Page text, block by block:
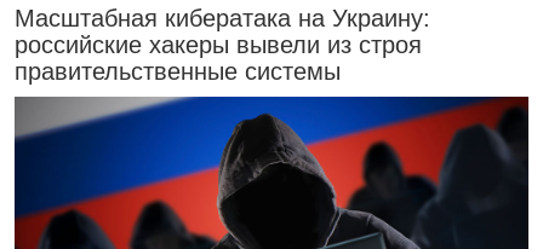
Масштабная кибератака на Украину:
российские хакеры вывели из строя
правительственные системы